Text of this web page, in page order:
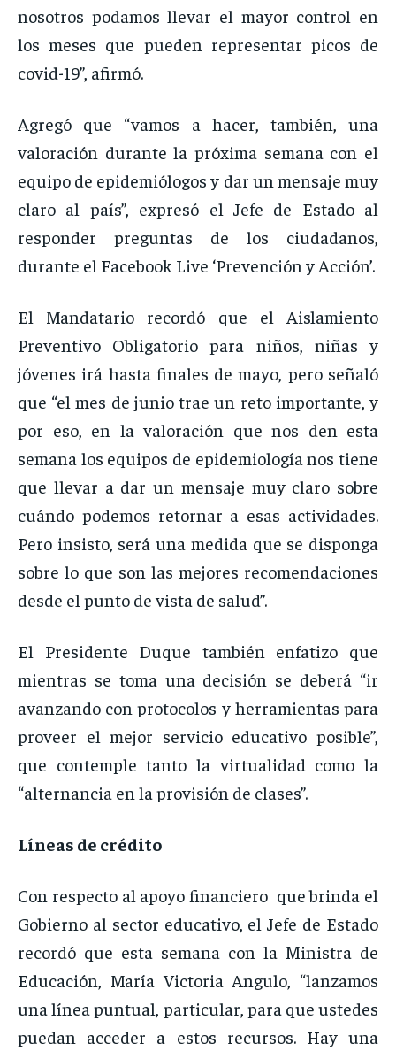
nosotros podamos llevar el mayor control en
los meses que pueden representar picos de
covid-19”, afirmó.
Agregó que “vamos a hacer, también, una
valoración durante la próxima semana con el
equipo de epidemiólogos y dar un mensaje muy
claro al país”, expresó el Jefe de Estado al
responder preguntas de los ciudadanos,
durante el Facebook Live ‘Prevención y Acción’.
El Mandatario recordó que el Aislamiento
Preventivo Obligatorio para niños, niñas y
jóvenes irá hasta finales de mayo, pero señaló
que “el mes de junio trae un reto importante, y
por eso, en la valoración que nos den esta
semana los equipos de epidemiología nos tiene
que llevar a dar un mensaje muy claro sobre
cuándo podemos retornar a esas actividades.
Pero insisto, será una medida que se disponga
sobre lo que son las mejores recomendaciones
desde el punto de vista de salud”.
El Presidente Duque también enfatizo que
mientras se toma una decisión se deberá “ir
avanzando con protocolos y herramientas para
proveer el mejor servicio educativo posible”,
que contemple tanto la virtualidad como la
“alternancia en la provisión de clases”.
Líneas de crédito
Con respecto al apoyo financiero que brinda el
Gobierno al sector educativo, el Jefe de Estado
recordó que esta semana con la Ministra de
Educación, María Victoria Angulo, “lanzamos
una línea puntual, particular, para que ustedes
puedan acceder a estos recursos. Hay una